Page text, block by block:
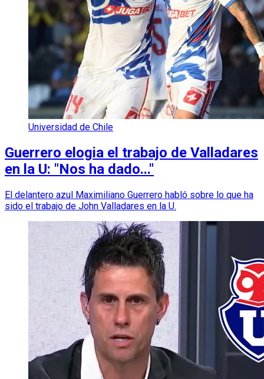
Universidad de Chile
Guerrero elogia el trabajo de Valladares
en la U: "Nos ha dado..."
El delantero azul Maximiliano Guerrero habló sobre lo que ha
sido el trabajo de John Valladares en la U.